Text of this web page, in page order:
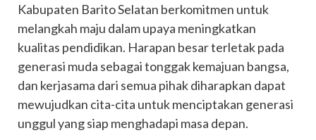
Kabupaten Barito Selatan berkomitmen untuk
melangkah maju dalam upaya meningkatkan
kualitas pendidikan. Harapan besar terletak pada
generasi muda sebagai tonggak kemajuan bangsa,
dan kerjasama dari semua pihak diharapkan dapat
mewujudkan cita-cita untuk menciptakan generasi
unggul yang siap menghadapi masa depan.